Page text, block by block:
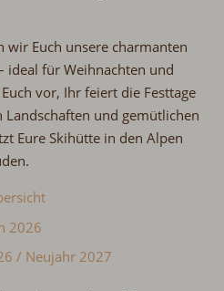
wir Euch unsere charmanten
ideal für Weihnachten und
vor, Ihr feiert die Festtage
und gemütlichen
Eure Skihütte in den Alpen
2026
/ Neujahr 2027